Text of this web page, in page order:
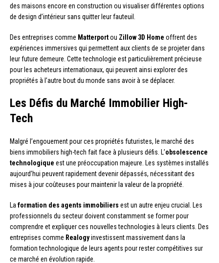
des maisons encore en construction ou visualiser différentes options
de design d’intérieur sans quitter leur fauteuil.
Des entreprises comme Matterportou Zillow 3D Home offrent des
expériences immersives qui permettent aux clients de se projeter dans
leur future demeure. Cette technologie est particulièrement précieuse
pour les acheteurs internationaux, qui peuvent ainsi explorer des
propriétés à l’autre bout du monde sans avoir à se déplacer.
Les Défis du Marché Immobilier High-
Tech
Malgré l’engouement pour ces propriétés futuristes, le marché des
biens immobiliers high-tech fait face à plusieurs défis. L’obsolescence
technologique est une préoccupation majeure. Les systèmes installés
aujourd’hui peuvent rapidement devenir dépassés, nécessitant des
mises à jour coûteuses pour maintenir la valeur de la propriété.
Laformation des agents immobiliers est un autre enjeu crucial. Les
professionnels du secteur doivent constamment se former pour
comprendre et expliquer ces nouvelles technologies à leurs clients. Des
entreprises comme Realogyinvestissent massivement dans la
formation technologique de leurs agents pour rester compétitives sur
ce marché en évolution rapide.